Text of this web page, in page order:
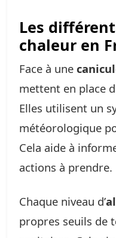
Les
chaleur en
Face à une
mettent en place
Elles utilisent un
météorologique
Cela aide à
actions à prendre.
Chaque niveau d’
propres seuils de